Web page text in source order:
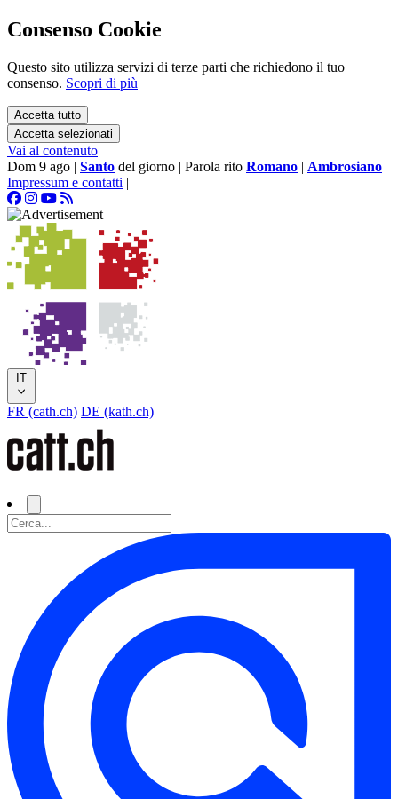
Consenso Cookie
Questo sito utilizza servizi di terze parti che richiedono il tuo
consenso. Scopri di più
Accetta tutto
Accetta selezionati
Vai al contenuto
Dom 9 ago | Santo del giorno | Parola rito Romano | Ambrosiano
Impressum e contatti |
IT
FR (cath.ch) DE (kath.ch)